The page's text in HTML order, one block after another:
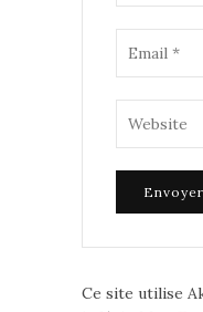
Ce site utilise